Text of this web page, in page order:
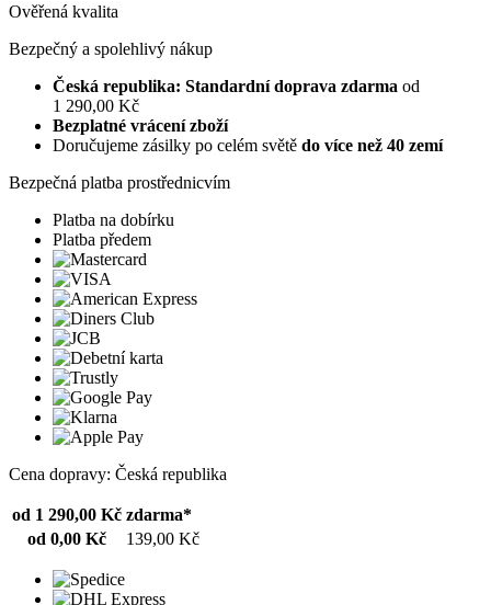
Ověřená kvalita
Bezpečný a spolehlivý nákup
Česká republika: Standardní doprava zdarma od
1 290,00 Kč
Bezplatné vrácení zboží
Doručujeme zásilky po celém světě do více než 40 zemí
Bezpečná platba prostřednicvím
Platba na dobírku
Platba předem
Cena dopravy: Česká republika
od 1 290,00 Kč zdarma*
od 0,00 Kč
139,00 Kč